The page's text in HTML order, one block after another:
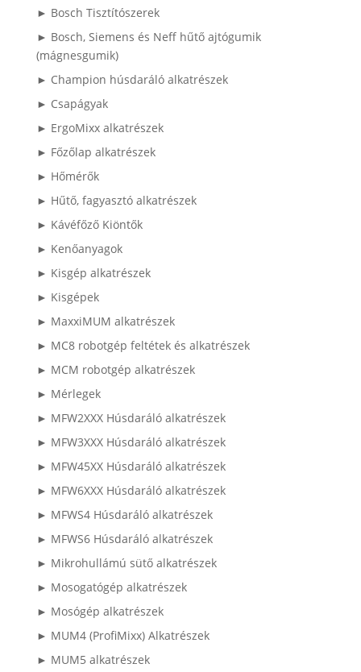
► Bosch Tisztítószerek
► Bosch, Siemens és Neff hűtő ajtógumik
(mágnesgumik)
► Champion húsdaráló alkatrészek
► Csapágyak
► ErgoMixx alkatrészek
► Főzőlap alkatrészek
► Hőmérők
► Hűtő, fagyasztó alkatrészek
► Kávéfőző Kiöntők
► Kenőanyagok
► Kisgép alkatrészek
► Kisgépek
► MaxxiMUM alkatrészek
► MC8 robotgép feltétek és alkatrészek
► MCM robotgép alkatrészek
► Mérlegek
► MFW2XXX Húsdaráló alkatrészek
► MFW3XXX Húsdaráló alkatrészek
► MFW45XX Húsdaráló alkatrészek
► MFW6XXX Húsdaráló alkatrészek
► MFWS4 Húsdaráló alkatrészek
► MFWS6 Húsdaráló alkatrészek
► Mikrohullámú sütő alkatrészek
► Mosogatógép alkatrészek
► Mosógép alkatrészek
► MUM4 (ProfiMixx) Alkatrészek
► MUM5 alkatrészek